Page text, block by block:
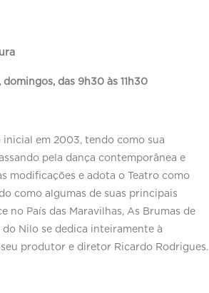
domingos, das 9h30 às 11h30
em 2003, tendo como sua
pela dança contemporânea e
modificações e adota o Teatro como
como algumas de suas principais
no País das Maravilhas, As Brumas de
Nilo se dedica inteiramente à
produtor e diretor Ricardo Rodrigues.